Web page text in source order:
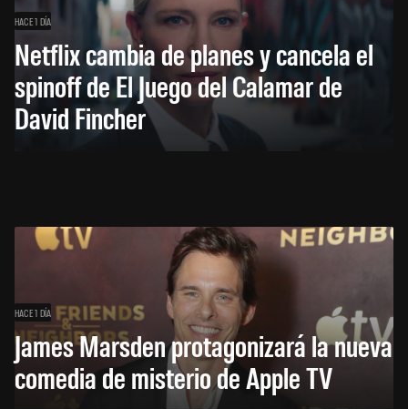
HACE 1 DÍA
Netflix cambia de planes y cancela el
spinoff de El Juego del Calamar de
David Fincher
HACE 1 DÍA
James Marsden protagonizará la nueva
comedia de misterio de Apple TV